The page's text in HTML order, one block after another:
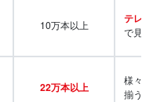
10万本以上 テレビ
で見
22万本以上
様々
揃う